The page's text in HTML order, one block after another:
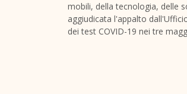
mobili, della tecnologia, delle
aggiudicata l'appalto
dei test COVID-19 nei tre